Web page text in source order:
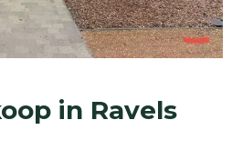
in Ravels